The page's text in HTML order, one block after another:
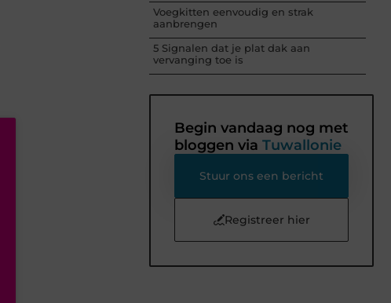
Voegkitten eenvoudig en strak
aanbrengen
5 Signalen dat je plat dak aan
vervanging toe is
Begin vandaag nog met
bloggen via Tuwallonie
Stuur ons een bericht
Registreer hier